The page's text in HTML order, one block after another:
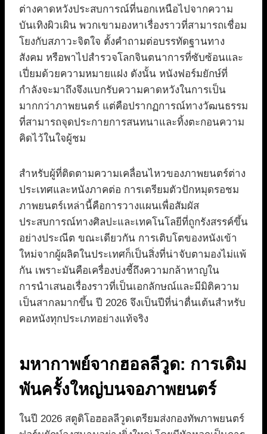
ต่างคาดหวังประสบการณ์ที่นอกเหนือไปจากความ
บันเทิงผิวเผิน พวกเขามองหาเรื่องราวที่สามารถเชื่อม
โยงกับสภาวะจิตใจ ตั้งคำถามต่อบรรทัดฐานทาง
สังคม หรือพาไปสำรวจโลกจินตนาการที่ซับซ้อนและ
เปี่ยมด้วยความหมายแฝง ดังนั้น หนังฟอร์มยักษ์ที่
กำลังจะมาถึงจึงแบกรับความคาดหวังในการเป็น
มากกว่าภาพยนตร์ แต่คือปรากฏการณ์ทางวัฒนธรรม
ที่สามารถจุดประกายการสนทนาและทิ้งตะกอนความ
คิดไว้ในใจผู้ชม
สำหรับผู้ที่ติดตามความเคลื่อนไหวของภาพยนตร์ต่าง
ประเทศและหนังภาคต่อ การเตรียมตัวปักหมุดรอชม
ภาพยนตร์เหล่านี้คือการวางแผนเพื่อสัมผัส
ประสบการณ์ทางศิลปะและเทคโนโลยีที่ถูกรังสรรค์ขึ้น
อย่างประณีต ขณะเดียวกัน การเติบโตของหนังเข้า
ใหม่จากผู้ผลิตในประเทศก็เป็นสิ่งที่น่าจับตามองไม่แพ้
กัน เพราะมันคือเครื่องบ่งชี้ถึงความกล้าหาญใน
การนำเสนอเรื่องราวที่เป็นเอกลักษณ์และมีมิติความ
เป็นสากลมากขึ้น ปี 2026 จึงเป็นปีที่น่าตื่นเต้นสำหรับ
คอหนังทุกประเภทอย่างแท้จริง
มหากาพย์จากฮอลลีวูด: การเดิม
พันครั้งใหญ่บนจอภาพยนตร์
ในปี 2026 สตูดิโอฮอลลีวูดเตรียมส่งกองทัพภาพยนตร์